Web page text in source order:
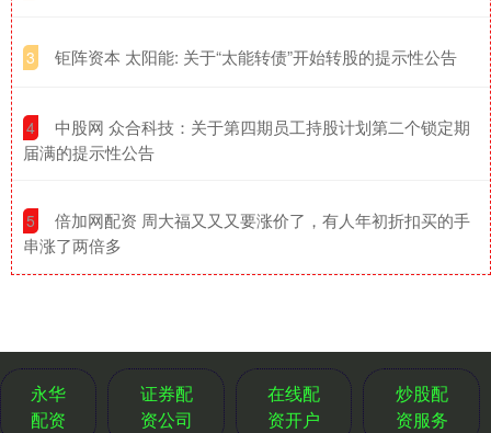
3 ​钜阵资本 太阳能: 关于“太能转债”开始转股的提示性公告
4
​中股网 众合科技：关于第四期员工持股计划第二个锁定期
届满的提示性公告
5
​倍加网配资 周大福又又又要涨价了，有人年初折扣买的手
串涨了两倍多
永华
配资
证券配
资公司
在线配
资开户
炒股配
资服务